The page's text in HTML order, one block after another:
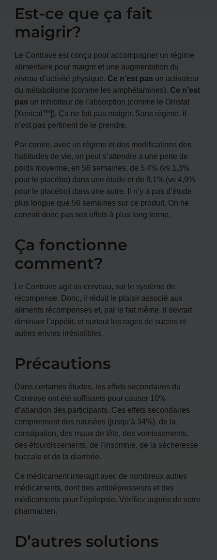
Est-ce que ça fait
maigrir?
Le Contrave est conçu pour accompagner un régime
alimentaire pour maigrir et une augmentation du
niveau d’activité physique. Ce n’est pas un activateur
du métabolisme (comme les amphétamines). Ce n’est
pas un inhibiteur de l’absorption (comme le Orlistat
[Xenical™]). Ça ne fait pas maigrir. Sans régime, il
n’est pas pertinent de le prendre.
Par contre, avec un régime et des modifications des
habitudes de vie, on peut s’attendre à une perte de
poids moyenne, en 56 semaines, de 5,4% (vs 1,3%
pour le placébo) dans une étude et de 8,1% (vs 4,9%
pour le placébo) dans une autre. Il n’y a pas d’étude
plus longue que 56 semaines sur ce produit. On ne
connait donc pas ses effets à plus long terme.
Ça fonctionne
comment?
Le Contrave agit au cerveau, sur le système de
récompense. Donc, il réduit le plaisir associé aux
aliments récompenses et, par le fait même, il devrait
diminuer l’appétit, et surtout les rages de sucres et
autres envies irrésistibles.
Précautions
Dans certaines études, les effets secondaires du
Contrave ont été suffisants pour causer 10%
d’abandon des participants. Ces effets secondaires
comprennent des nausées (jusqu’à 34%), de la
constipation, des maux de tête, des vomissements,
des étourdissements, de l’insomnie, de la sècheresse
buccale et de la diarrhée.
Ce médicament interagit avec de nombreux autres
médicaments, dont des antidépresseurs et des
médicaments pour l’épilepsie. Vérifiez auprès de votre
pharmacien.
D’autres solutions